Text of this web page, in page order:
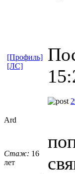
[Профиль]
[ЛС]
Ard
Стаж: 16
лет